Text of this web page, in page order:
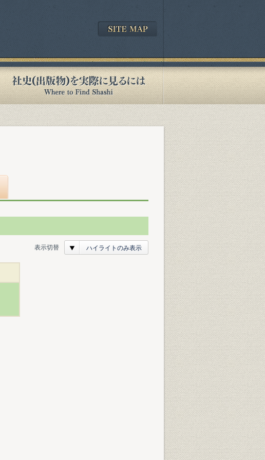
表示切替 ハイライトのみ表示